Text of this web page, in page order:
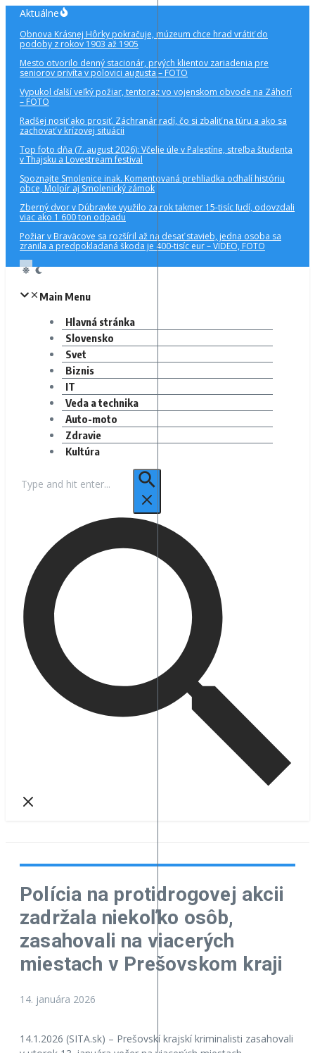
Preskočiť
obsah
Aktuálne
Obnova Krásnej Hôrky pokračuje, múzeum chce hrad vrátiť do
podoby z rokov 1903 až 1905
Mesto otvorilo denný stacionár, prvých klientov zariadenia pre
seniorov privíta v polovici augusta – FOTO
Vypukol ďalší veľký požiar, tentoraz vo vojenskom obvode na Záhorí
– FOTO
Radšej nosiť ako prosiť. Záchranár radí, čo si zbaliť na túru a ako sa
zachovať v krízovej situácii
Top foto dňa (7. august 2026): Včelie úle v Palestíne, streľba študenta
v Thajsku a Lovestream festival
Spoznajte Smolenice inak. Komentovaná prehliadka odhalí históriu
obce, Molpír aj Smolenický zámok
Zberný dvor v Dúbravke využilo za rok takmer 15-tisíc ľudí, odovzdali
viac ako 1 600 ton odpadu
Požiar v Braväcove sa rozšíril až na desať stavieb, jedna osoba sa
zranila a predpokladaná škoda je 400-tisíc eur – VIDEO, FOTO
Main Menu
Hlavná stránka
Slovensko
Svet
Biznis
IT
Veda a technika
Auto-moto
Zdravie
Kultúra
Polícia na protidrogovej akcii
zadržala niekoľko osôb,
zasahovali na viacerých
miestach v Prešovskom kraji
14. januára 2026
14.1.2026 (SITA.sk) – Prešovskí krajskí kriminalisti zasahovali